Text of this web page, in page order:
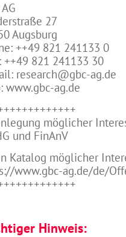
27
Augsburg
++49 821 241133 0
++49 821 241133 30
research@gbc-ag.de
www.gbc-ag.de
möglicher
und FinAnV
Katalog möglicher
www.gbc-ag.de/de/
Hinweis: